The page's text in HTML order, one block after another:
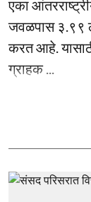
एका
जवळपास ३.९९
करत आहे.
ग्राहक ...